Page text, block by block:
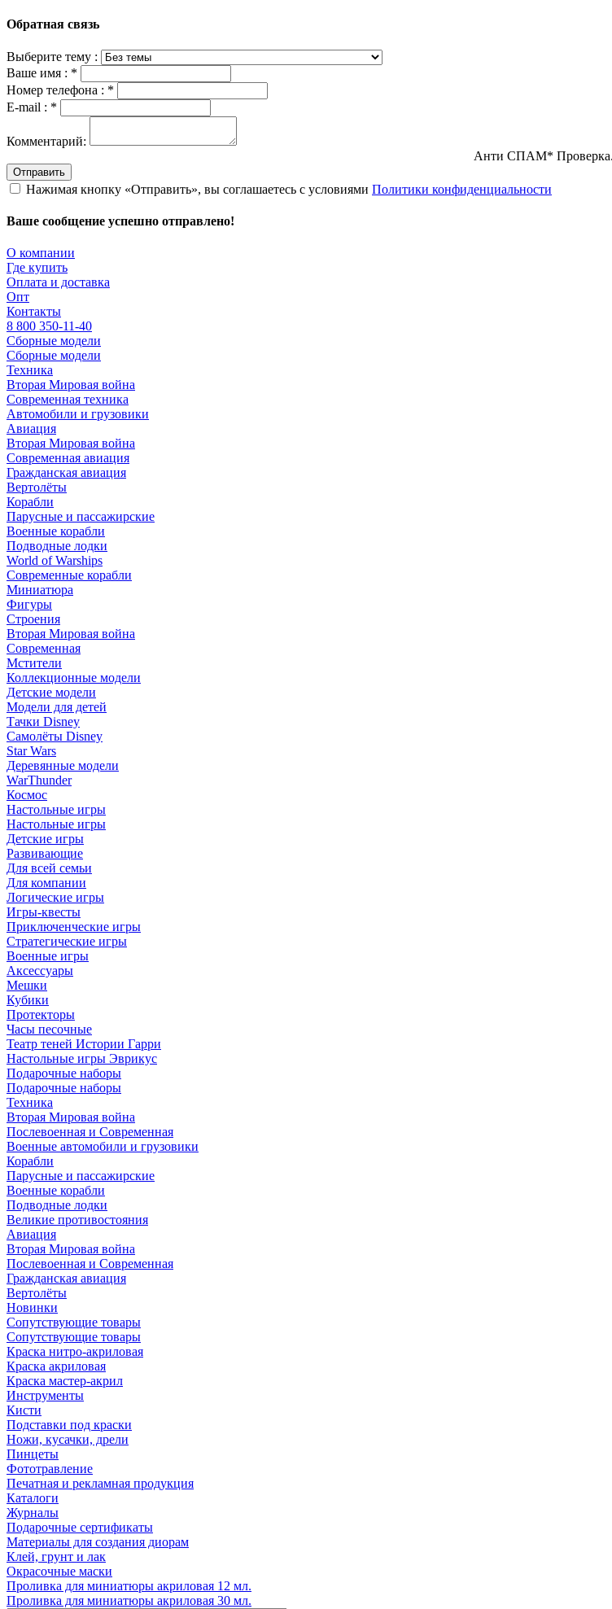
Обратная связь
Выберите тему :
Ваше имя : *
Номер телефона : *
E-mail : *
Комментарий:
Анти СПАМ*
Отправить
Нажимая кнопку «Отправить», вы соглашаетесь с условиями Политики конфиденциальности
Ваше сообщение успешно отправлено!
О компании
Где купить
Оплата и доставка
Опт
Контакты
8 800 350-11-40
Сборные модели
Сборные модели
Техника
Вторая Мировая война
Современная техника
Автомобили и грузовики
Авиация
Вторая Мировая война
Современная авиация
Гражданская авиация
Вертолёты
Корабли
Парусные и пассажирские
Военные корабли
Подводные лодки
World of Warships
Современные корабли
Миниатюра
Фигуры
Строения
Вторая Мировая война
Современная
Мстители
Коллекционные модели
Детские модели
Модели для детей
Тачки Disney
Самолёты Disney
Star Wars
Деревянные модели
WarThunder
Космос
Настольные игры
Настольные игры
Детские игры
Развивающие
Для всей семьи
Для компании
Логические игры
Игры-квесты
Приключенческие игры
Стратегические игры
Военные игры
Аксессуары
Мешки
Кубики
Протекторы
Часы песочные
Театр теней Истории Гарри
Настольные игры Эврикус
Подарочные наборы
Подарочные наборы
Техника
Вторая Мировая война
Послевоенная и Современная
Военные автомобили и грузовики
Корабли
Парусные и пассажирские
Военные корабли
Подводные лодки
Великие противостояния
Авиация
Вторая Мировая война
Послевоенная и Современная
Гражданская авиация
Вертолёты
Новинки
Сопутствующие товары
Сопутствующие товары
Краска нитро-акриловая
Краска акриловая
Краска мастер-акрил
Инструменты
Кисти
Подставки под краски
Ножи, кусачки, дрели
Пинцеты
Фототравление
Печатная и рекламная продукция
Каталоги
Журналы
Подарочные сертификаты
Материалы для создания диорам
Клей, грунт и лак
Окрасочные маски
Проливка для миниатюры акриловая 12 мл.
Проливка для миниатюры акриловая 30 мл.